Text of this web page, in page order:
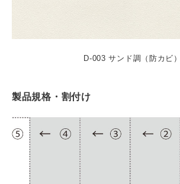
D-003 サンド調（防カビ）
製品規格・割付け